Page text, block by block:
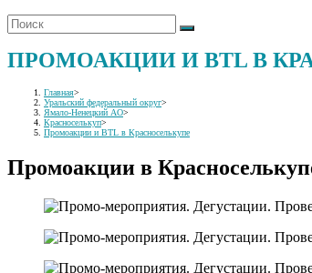
ПРОМОАКЦИИ И BTL В
Главная>
Уральский федеральный округ>
Ямало-Ненецкий АО>
Красноселькуп>
Промоакции и BTL в Красноселькупе
Промоакции в